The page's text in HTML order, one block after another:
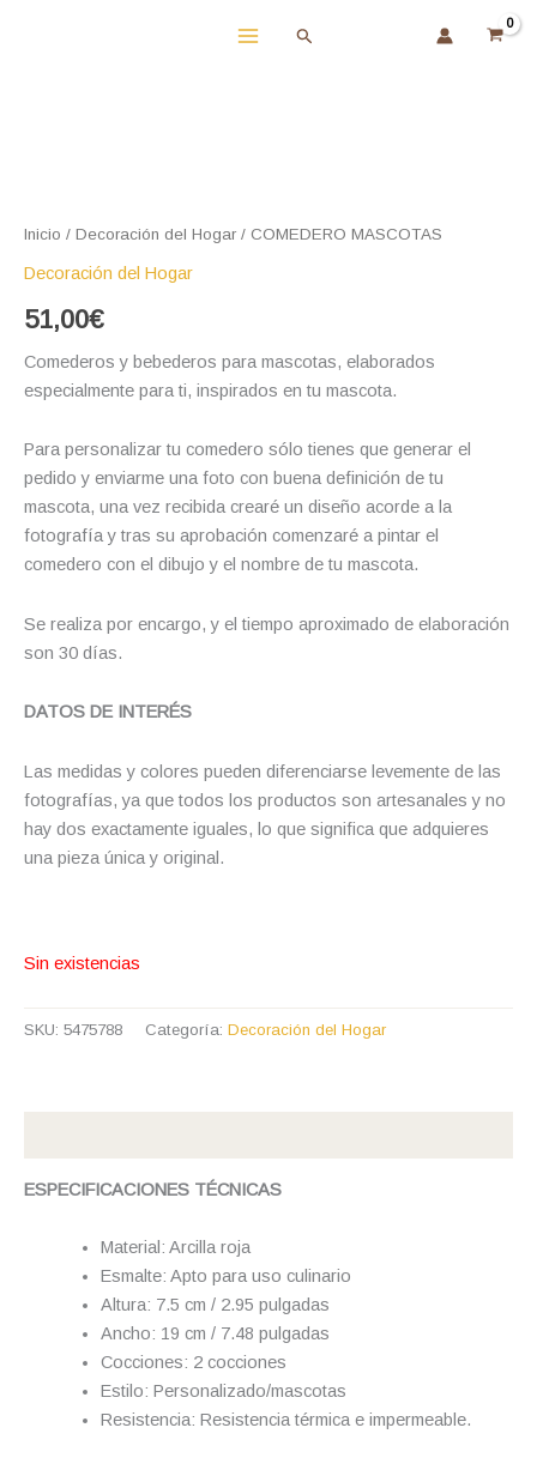
Buscar
Inicio / Decoración del Hogar / COMEDERO MASCOTAS
Decoración del Hogar
51,00€
Comederos y bebederos para mascotas, elaborados
especialmente para ti, inspirados en tu mascota.
Para personalizar tu comedero sólo tienes que generar el
pedido y enviarme una foto con buena definición de tu
mascota, una vez recibida crearé un diseño acorde a la
fotografía y tras su aprobación comenzaré a pintar el
comedero con el dibujo y el nombre de tu mascota.
Se realiza por encargo, y el tiempo aproximado de elaboración
son 30 días.
DATOS DE INTERÉS
Las medidas y colores pueden diferenciarse levemente de las
fotografías, ya que todos los productos son artesanales y no
hay dos exactamente iguales, lo que significa que adquieres
una pieza única y original.
Sin existencias
SKU: 5475788 Categoría: Decoración del Hogar
ESPECIFICACIONES TÉCNICAS
Material: Arcilla roja
Esmalte: Apto para uso culinario
Altura: 7.5 cm / 2.95 pulgadas
Ancho: 19 cm / 7.48 pulgadas
Cocciones: 2 cocciones
Estilo: Personalizado/mascotas
Resistencia: Resistencia térmica e impermeable.